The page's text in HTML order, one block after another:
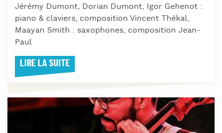
Jérémy Dumont, Dorian Dumont, Igor Gehenot :
piano & claviers, composition Vincent Thékal,
Maayan Smith : saxophones, composition Jean-
Paul
LIRE LA SUITE